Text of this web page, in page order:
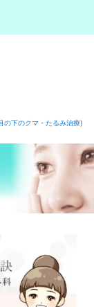
の下のクマ・たるみ治療)